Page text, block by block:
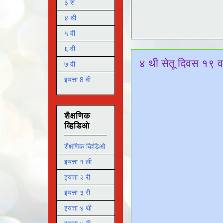
४ थी सेतू दिवस १९
३ री
४ थी
५ वी
६ वी
७ वी
इयत्ता 8 वी
शैक्षणिक
व्हिडिओ
शैक्षणिक व्हिडिओ
इयत्ता १ ली
इयत्ता २ री
इयत्ता ३ री
इयत्ता ४ थी